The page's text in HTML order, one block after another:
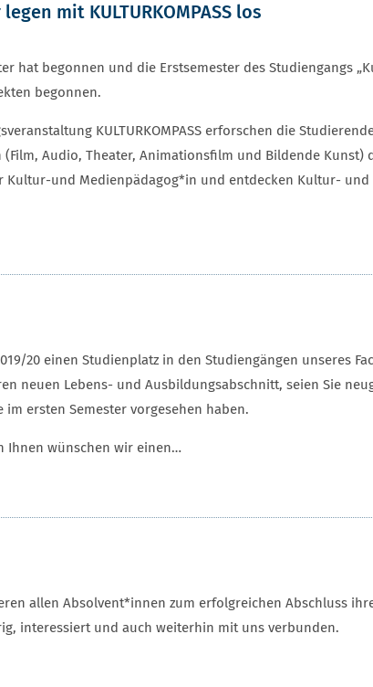
mit KULTURKOMPASS los
hat begonnen und die Erstsemester des Studiengangs
begonnen.
KULTURKOMPASS erforschen die
Audio, Theater, Animationsfilm und Bildende Kunst)
Kultur-und Medienpädagog*in und entdecken Kultur-
20 einen Studienplatz in den Studiengängen unseres
neuen Lebens- und Ausbildungsabschnitt, seien Sie
ersten Semester vorgesehen haben.
Ihnen wünschen wir einen…
allen Absolvent*innen zum erfolgreichen Abschluss
interessiert und auch weiterhin mit uns verbunden.